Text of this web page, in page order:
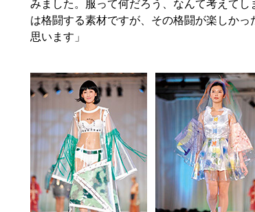
みました。服って何だろう、なんて考えて
は格闘する素材ですが、その格闘が楽しか
思います」